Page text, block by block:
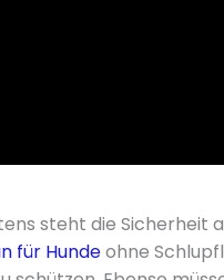
steht die Sicherheit
für Hundeohne